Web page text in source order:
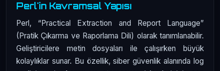
Perl'in Kavramsal Yapısı
Perl, “Practical Extraction and Report Language”
(Pratik Çıkarma ve Raporlama Dili) olarak tanımlanabilir.
Geliştiricilere metin dosyaları ile çalışırken büyük
kolaylıklar sunar. Bu özellik, siber güvenlik alanında log